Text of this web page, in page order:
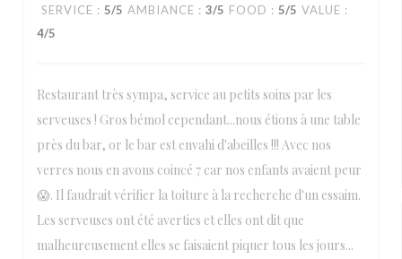
SERVICE : 5/5 AMBIANCE : 3/5 FOOD : 5/5 VALUE :
4/5
Restaurant très sympa, service au petits soins par les
serveuses ! Gros bémol cependant...nous étions à une table
près du bar, or le bar est envahi d'abeilles !!! Avec nos
verres nous en avons coincé 7 car nos enfants avaient peur
😱. Il faudrait vérifier la toiture à la recherche d'un essaim.
Les serveuses ont été averties et elles ont dit que
malheureusement elles se faisaient piquer tous les jours...